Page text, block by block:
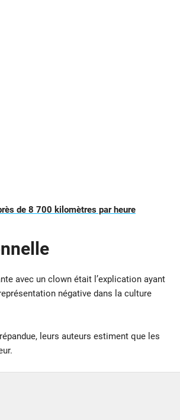
de 8 700 kilomètres par heure
avec un clown était l’explication ayant
négative dans la culture
leurs auteurs estiment que les